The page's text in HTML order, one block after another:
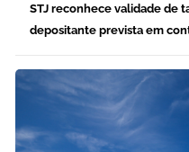
STJ reconhece validade de
depositante prevista em